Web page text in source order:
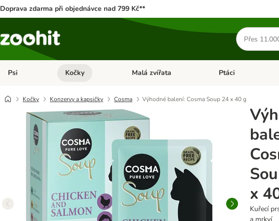
Doprava zdarma při objednávce nad 799 Kč**
Hledat
produkty
Psi Otevřít menu: Psi
Kočky Otevřít menu: Kočky
Malá zvířata Otevřít menu: Malá
Ptáci
Kočky Konzervy a kapsičky Cosma Výhodné balení: Cosma Soup 24 x 40 g
x
Kuřecí